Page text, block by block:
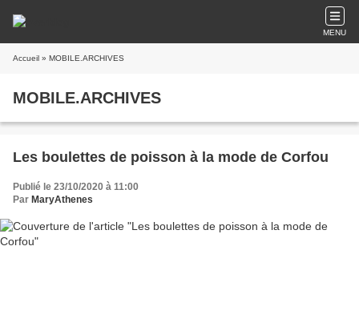
MENU
Accueil » MOBILE.ARCHIVES
MOBILE.ARCHIVES
Les boulettes de poisson à la mode de Corfou
Publié le 23/10/2020 à 11:00
Par MaryAthenes